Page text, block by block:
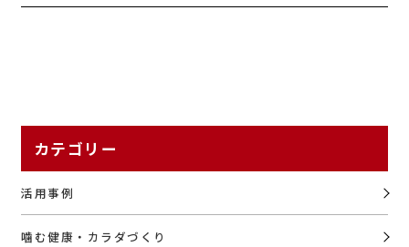
カテゴリー
活用事例
噛む健康・カラダづくり